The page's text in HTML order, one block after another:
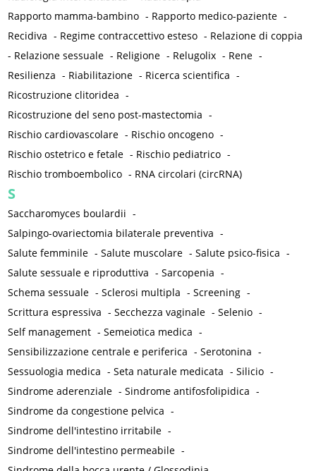
Rapporto mamma-bambino - Rapporto medico-paziente -
Recidiva - Regime contraccettivo esteso - Relazione di coppia
- Relazione sessuale - Religione - Relugolix - Rene -
Resilienza - Riabilitazione - Ricerca scientifica -
Ricostruzione clitoridea -
Ricostruzione del seno post-mastectomia -
Rischio cardiovascolare - Rischio oncogeno -
Rischio ostetrico e fetale - Rischio pediatrico -
Rischio tromboembolico - RNA circolari (circRNA)
S
Saccharomyces boulardii -
Salpingo-ovariectomia bilaterale preventiva -
Salute femminile -Salute muscolare -Salute psico-fisica -
Salute sessuale e riproduttiva -Sarcopenia -
Schema sessuale -Sclerosi multipla -Screening -
Scrittura espressiva -Secchezza vaginale -Selenio -
Self management -Semeiotica medica -
Sensibilizzazione centrale e periferica -Serotonina -
Sessuologia medica -Seta naturale medicata -Silicio -
Sindrome aderenziale -Sindrome antifosfolipidica -
Sindrome da congestione pelvica -
Sindrome dell'intestino irritabile -
Sindrome dell'intestino permeabile -